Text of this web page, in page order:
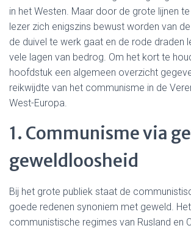
in het Westen. Maar door de grote lijnen
lezer zich enigszins bewust worden van
de duivel te werk gaat en de rode draden
vele lagen van bedrog. Om het kort te
hoofdstuk een algemeen overzicht
reikwijdte van het communisme in de
West-Europa.
1. Communisme via
geweldloosheid
Bij het grote publiek staat de
goede redenen synoniem met geweld.
communistische regimes van Rusland en